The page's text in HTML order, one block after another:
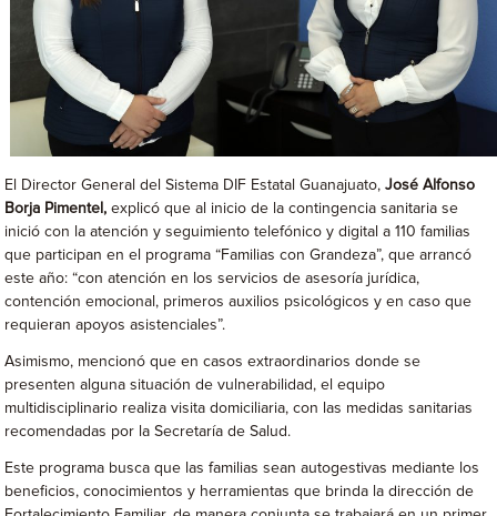
El Director General del Sistema DIF Estatal Guanajuato,José Alfonso
Borja Pimentel, explicó que al inicio de la contingencia sanitaria se
inició con la atención y seguimiento telefónico y digital a 110 familias
que participan en el programa “Familias con Grandeza”, que arrancó
este año: “con atención en los servicios de asesoría jurídica,
contención emocional, primeros auxilios psicológicos y en caso que
requieran apoyos asistenciales”.
Asimismo, mencionó que en casos extraordinarios donde se
presenten alguna situación de vulnerabilidad, el equipo
multidisciplinario realiza visita domiciliaria, con las medidas sanitarias
recomendadas por la Secretaría de Salud.
Este programa busca que las familias sean autogestivas mediante los
beneficios, conocimientos y herramientas que brinda la dirección de